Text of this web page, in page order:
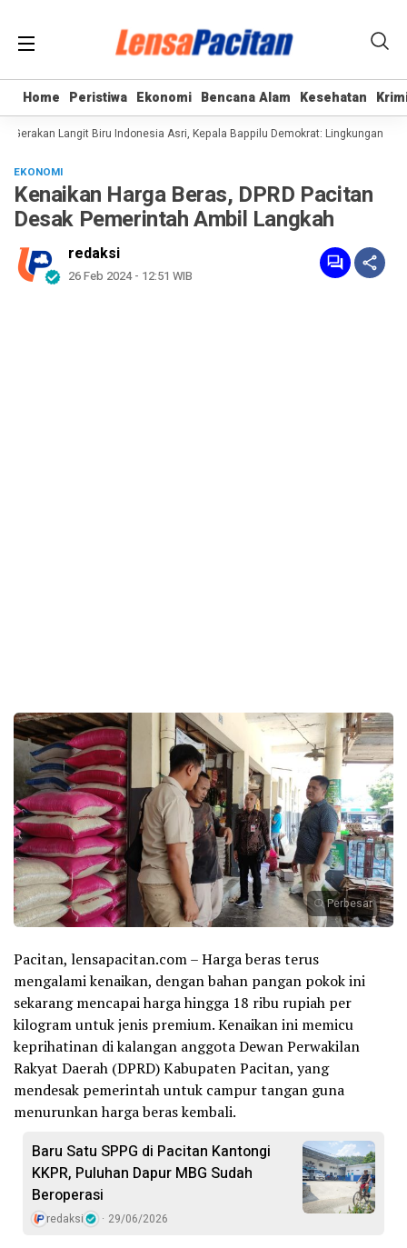
Home Peristiwa Ekonomi Bencana Alam Kesehatan
Home Peristiwa Ekonomi Bencana Alam Kesehatan
Gerakan Langit Biru Indonesia Asri, Kepala Bappilu Demokrat: Lingkungan
EKONOMI
Kenaikan Harga Beras, DPRD Pacitan
Desak Pemerintah Ambil Langkah
redaksi
26 Feb 2024 - 12:51 WIB
Perbesar
Pacitan, lensapacitan.com – Harga beras terus
mengalami kenaikan, dengan bahan pangan pokok ini
sekarang mencapai harga hingga 18 ribu rupiah per
kilogram untuk jenis premium. Kenaikan ini memicu
keprihatinan di kalangan anggota Dewan Perwakilan
Rakyat Daerah (DPRD) Kabupaten Pacitan, yang
mendesak pemerintah untuk campur tangan guna
menurunkan harga beras kembali.
Baru Satu SPPG di Pacitan Kantongi
KKPR, Puluhan Dapur MBG Sudah
Beroperasi
redaksi 29/06/2026